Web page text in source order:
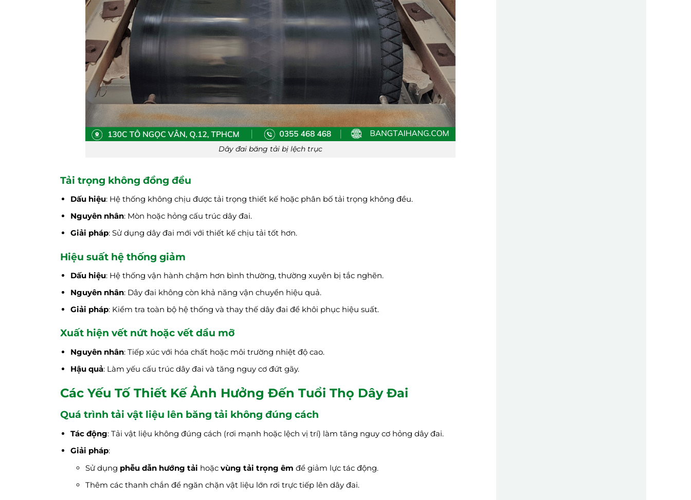
Dây đai băng tải bị lệch trục
Tải trọng không đồng đều
Dấu hiệu: Hệ thống không chịu được tải trọng thiết kế hoặc phân bố tải trọng không đều.
Nguyên nhân: Mòn hoặc hỏng cấu trúc dây đai.
Giải pháp: Sử dụng dây đai mới với thiết kế chịu tải tốt hơn.
Hiệu suất hệ thống giảm
Dấu hiệu: Hệ thống vận hành chậm hơn bình thường, thường xuyên bị tắc nghẽn.
Nguyên nhân: Dây đai không còn khả năng vận chuyển hiệu quả.
Giải pháp: Kiểm tra toàn bộ hệ thống và thay thế dây đai để khôi phục hiệu suất.
Xuất hiện vết nứt hoặc vết dầu mỡ
Nguyên nhân: Tiếp xúc với hóa chất hoặc môi trường nhiệt độ cao.
Hậu quả: Làm yếu cấu trúc dây đai và tăng nguy cơ đứt gãy.
Các Yếu Tố Thiết Kế Ảnh Hưởng Đến Tuổi Thọ Dây Đai
Quá trình tải vật liệu lên băng tải không đúng cách
Tác động: Tải vật liệu không đúng cách (rơi mạnh hoặc lệch vị trí) làm tăng nguy cơ hỏng dây đai.
Giải pháp:
Sử dụng phễu dẫn hướng tải hoặc vùng tải trọng êm để giảm lực tác động.
Thêm các thanh chắn để ngăn chặn vật liệu lớn rơi trực tiếp lên dây đai.